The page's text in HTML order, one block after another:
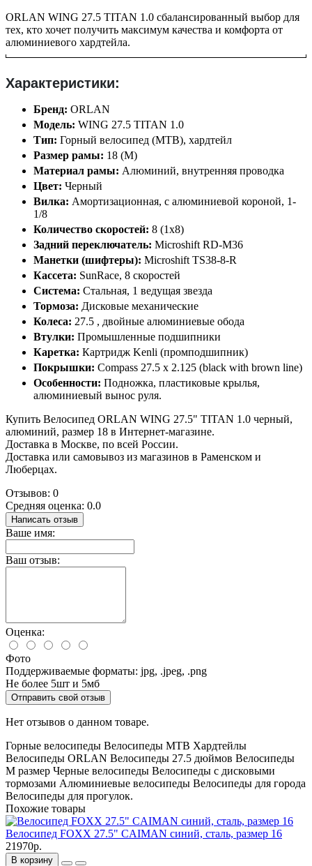
ORLAN WING 27.5 TITAN 1.0 сбалансированный выбор для
тех, кто хочет получить максимум качества и комфорта от
алюминиевого хардтейла.
Характеристики:
Бренд: ORLAN
Модель: WING 27.5 TITAN 1.0
Тип: Горный велосипед (MTB), хардтейл
Размер рамы: 18 (M)
Материал рамы: Алюминий, внутренняя проводка
Цвет: Черный
Вилка: Амортизационная, с алюминиевой короной, 1-
1/8
Количество скоростей: 8 (1x8)
Задний переключатель: Microshift RD-M36
Манетки (шифтеры): Microshift TS38-8-R
Кассета: SunRace, 8 скоростей
Система: Стальная, 1 ведущая звезда
Тормоза: Дисковые механические
Колеса: 27.5 , двойные алюминиевые обода
Втулки: Промышленные подшипники
Каретка: Картридж Kenli (промподшипник)
Покрышки: Compass 27.5 x 2.125 (black with brown line)
Особенности: Подножка, пластиковые крылья,
алюминиевый вынос руля.
Купить Велосипед ORLAN WING 27.5" TITAN 1.0 черный,
алюминий, размер 18 в Интернет-магазине.
Доставка в Москве, по всей России.
Доставка или самовывоз из магазинов в Раменском и
Люберцах.
Отзывов: 0
Средняя оценка: 0.0
Написать отзыв
Ваше имя:
Ваш отзыв:
Оценка:
Фото
Поддерживаемые форматы: jpg, .jpeg, .png
Не более 5шт и 5мб
Отправить свой отзыв
Нет отзывов о данном товаре.
Горные велосипеды Велосипеды MTB Хардтейлы
Велосипеды ORLAN Велосипеды 27.5 дюймов Велосипеды
M размер Черные велосипеды Велосипеды с дисковыми
тормозами Алюминиевые велосипеды Велосипеды для города
Велосипеды для прогулок.
Похожие товары
Велосипед FOXX 27.5" CAIMAN синий, сталь, размер 16
21970р.
В корзину